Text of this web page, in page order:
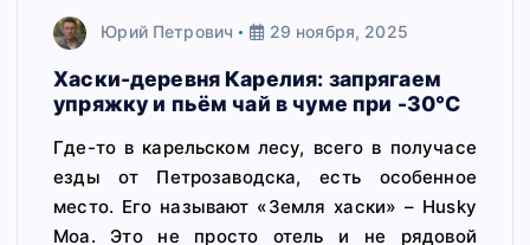
Юрий Петрович 29 ноября, 2025
Хаски-деревня Карелия: запрягаем
упряжку и пьём чай в чуме при -30°C
Где-то в карельском лесу, всего в получасе
езды от Петрозаводска, есть особенное
место. Его называют «Земля хаски» – Husky
Moa. Это не просто отель и не рядовой